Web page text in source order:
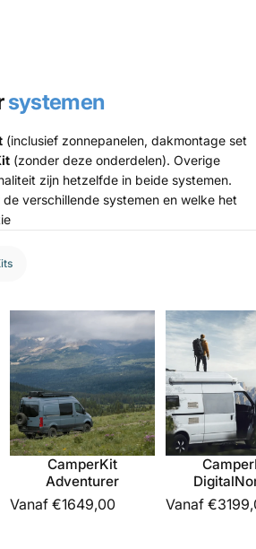
systemen
(inclusief zonnepanelen, dakmontage set
(zonder deze onderdelen). Overige
zijn hetzelfde in beide systemen.
verschillende systemen en welke het
CamperKit
Adventurer
Vanaf €1649,00 Vanaf